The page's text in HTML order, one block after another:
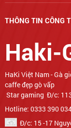
THÔNG TIN CÔNG
Haki-
Star gaming Đ/c:
Hotline: 0333 390
Đ/c: 15 -17